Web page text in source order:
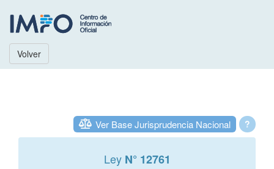
Volver
?
Ver Base Jurisprudencia Nacional
Ley N° 12761